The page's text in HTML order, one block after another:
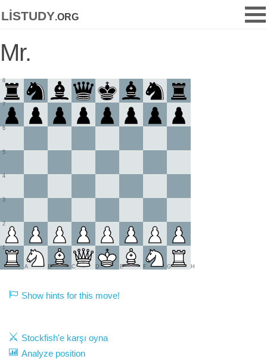
listudy.org
Mr.
1
2
3
4
5
6
7
8
A B C D E F G H
Show hints for this move!
Stockfish'e karşı oyna
Analyze position